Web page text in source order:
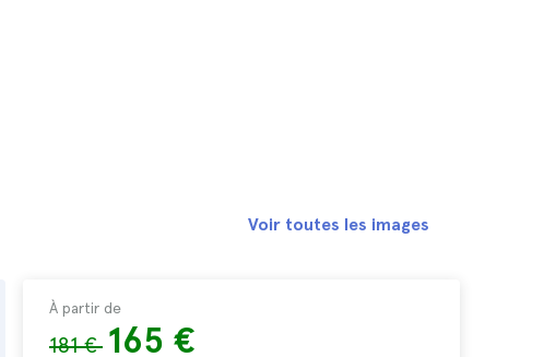
À partir de
181 € 165 €
Voir toutes les images